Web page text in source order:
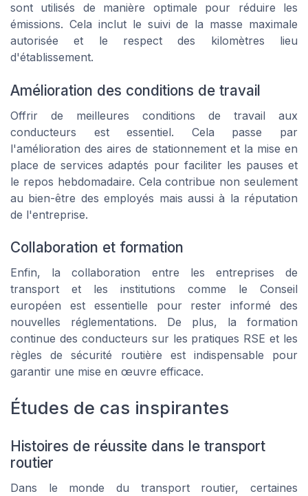
sont utilisés de manière optimale pour réduire les
émissions. Cela inclut le suivi de la masse maximale
autorisée et le respect des kilomètres lieu
d'établissement.
Amélioration des conditions de travail
Offrir de meilleures conditions de travail aux
conducteurs est essentiel. Cela passe par
l'amélioration des aires de stationnement et la mise en
place de services adaptés pour faciliter les pauses et
le repos hebdomadaire. Cela contribue non seulement
au bien-être des employés mais aussi à la réputation
de l'entreprise.
Collaboration et formation
Enfin, la collaboration entre les entreprises de
transport et les institutions comme le Conseil
européen est essentielle pour rester informé des
nouvelles réglementations. De plus, la formation
continue des conducteurs sur les pratiques RSE et les
règles de sécurité routière est indispensable pour
garantir une mise en œuvre efficace.
Études de cas inspirantes
Histoires de réussite dans le transport
routier
Dans le monde du transport routier, certaines